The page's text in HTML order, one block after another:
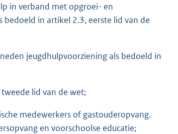
in verband met opgroei- en
in artikel 2.3, eerste lid van de
jeugdhulpvoorziening als bedoeld in
lid van de wet;
medewerkers of gastouderopvang.
en voorschoolse educatie;